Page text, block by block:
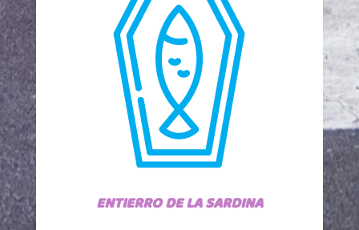
ENTIERRO DE LA SARDINA